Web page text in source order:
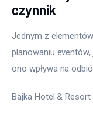
czynnik
Jednym z
planowaniu
ono wpływa na
Bajka Hotel &